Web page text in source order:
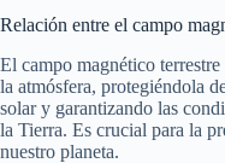
Relación entre el campo
El campo magnético
la atmósfera, protegiéndola
solar y garantizando las
la Tierra. Es crucial para la
nuestro planeta.